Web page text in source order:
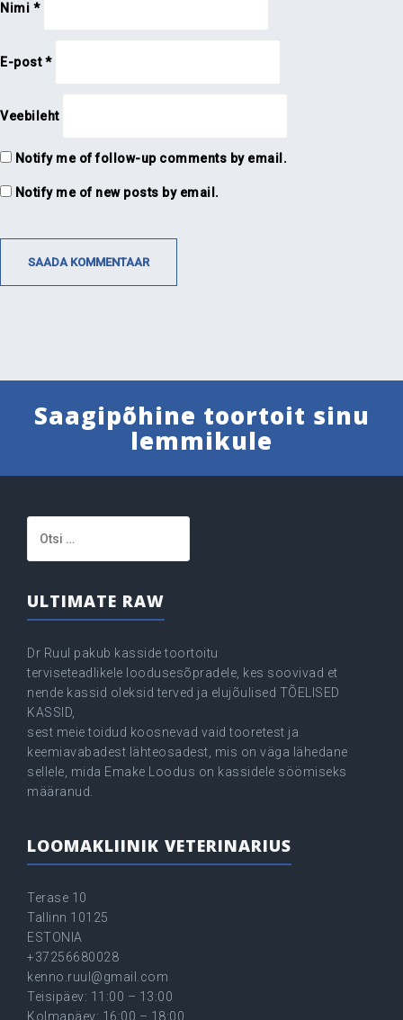
Nimi *
E-post*
Veebileht
Notify me of follow-up comments by email.
Notify me of new posts by email.
Saagipõhine toortoit sinu
lemmikule
ULTIMATE RAW
Dr Ruul pakub kasside toortoitu
terviseteadlikele loodusesõpradele, kes soovivad et
nende kassid oleksid terved ja elujõulised TÕELISED
KASSID,
sest meie toidud koosnevad vaid tooretest ja
keemiavabadest lähteosadest, mis on väga lähedane
sellele, mida Emake Loodus on kassidele söömiseks
määranud.
LOOMAKLIINIK VETERINARIUS
Terase 10
Tallinn 10125
ESTONIA
+37256680028
kenno.ruul@gmail.com
Teisipäev: 11:00 – 13:00
Kolmapäev: 16:00 – 18:00